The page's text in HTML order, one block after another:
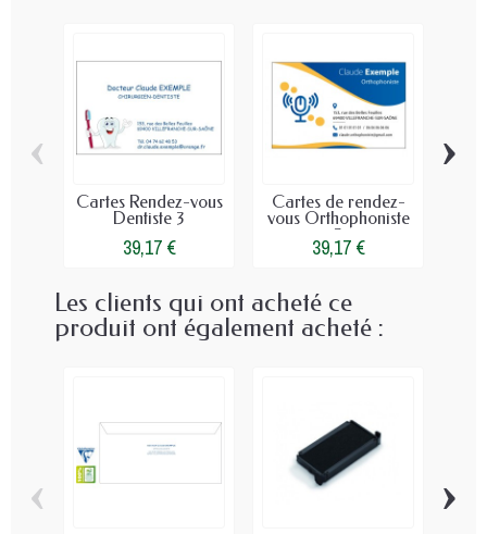
Cartes Rendez-vous
Dentiste 3
39,17 €
Cartes de rendez-
vous Orthophoniste
3
39,17 €
‹ ›
Les clients qui ont acheté ce
produit ont également acheté :
‹ ›